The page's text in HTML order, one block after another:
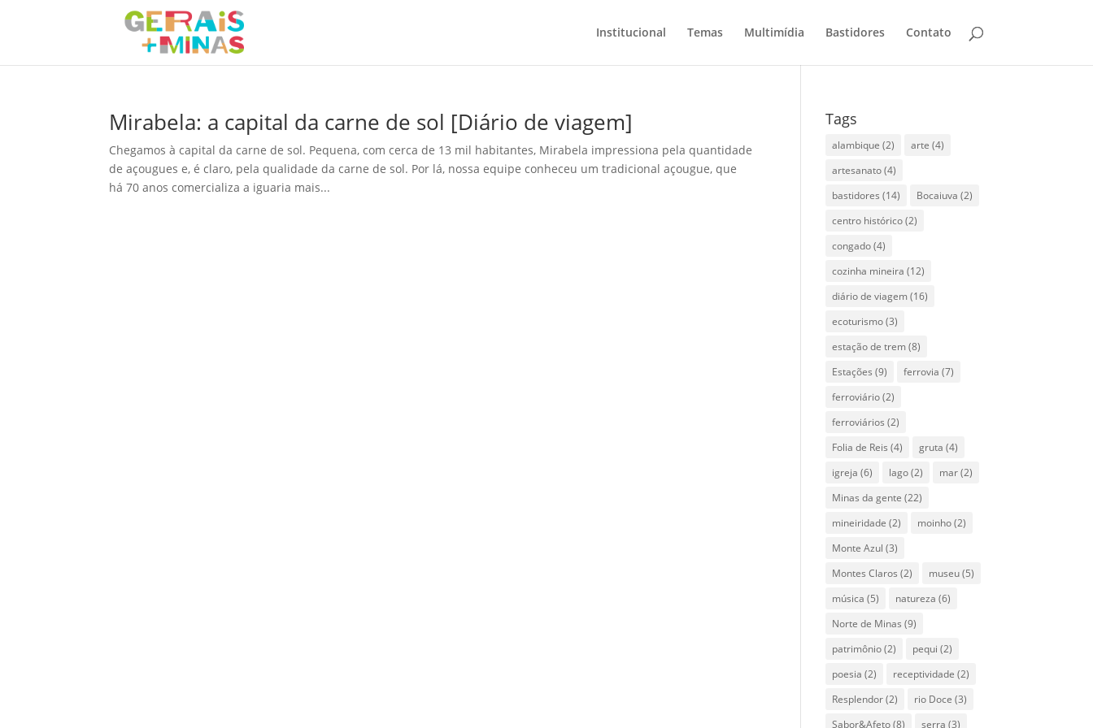
Institucional Temas Multimídia Bastidores Contato
Mirabela: a capital da carne de sol [Diário de viagem]
Chegamos à capital da carne de sol. Pequena, com cerca de 13 mil habitantes, Mirabela impressiona pela quantidade
de açougues e, é claro, pela qualidade da carne de sol. Por lá, nossa equipe conheceu um tradicional açougue, que
há 70 anos comercializa a iguaria mais...
Tags
alambique (2) arte (4)
artesanato(4)
bastidores (14) Bocaiuva (2)
centro histórico(2)
congado(4)
cozinha mineira (12)
diário de viagem(16)
ecoturismo(3)
estação de trem(8)
Estações (9) ferrovia (7)
ferroviário(2)
ferroviários (2)
Folia de Reis (4) gruta (4)
igreja (6) lago(2) mar(2)
Minas da gente (22)
mineiridade (2) moinho(2)
Monte Azul (3)
Montes Claros (2) museu(5)
música (5) natureza (6)
Norte de Minas (9)
patrimônio(2) pequi (2)
poesia (2) receptividade (2)
Resplendor(2) rio Doce (3)
Sabor&Afeto(8) serra (3)